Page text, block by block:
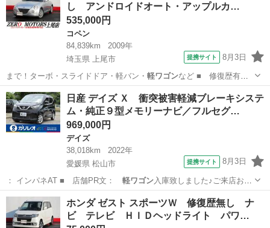
し アンドロイドオート・アップルカ…
535,000円
コペン
84,839km
2009年
埼玉県 上尾市
提携サイト 8月3日
まで！ターボ・スライドドア・軽バン・ 軽ワゴンなど ■ 修復歴有
無： なし ■ 年…
埼玉 上尾市 コペン
日産 デイズ Ｘ 衝突被害軽減ブレーキシステ
ム・純正９型メモリーナビ／フルセグ…
969,000円
デイズ
38,018km
2022年
愛媛県 松山市
提携サイト 8月3日
： インパネAT ■ 店舗PR文： 軽ワゴン入庫致しました♪ご来店お待
ちしており…
愛媛 松山市 デイズ
ホンダ ゼスト スポーツＷ 修復歴無し ナ
ビ テレビ ＨＩＤヘッドライト パワ…